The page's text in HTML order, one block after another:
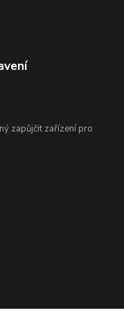
zapůjčit zařízení pro